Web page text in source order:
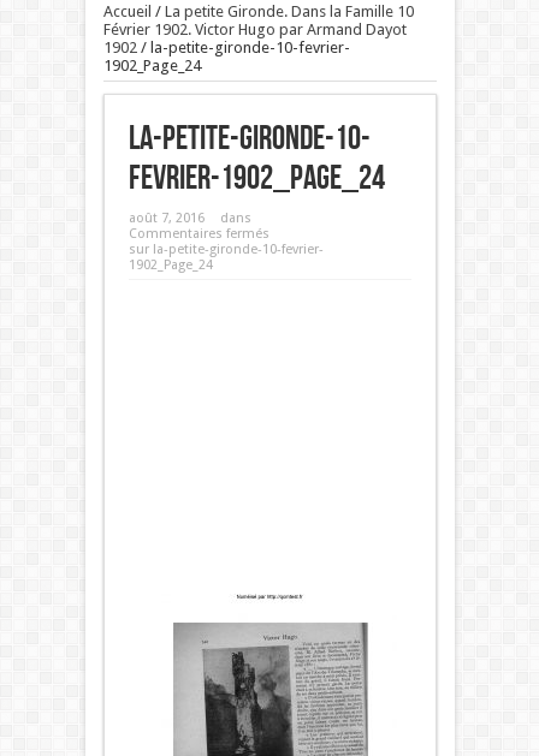
Accueil / La petite Gironde. Dans la Famille 10
Février 1902. Victor Hugo par Armand Dayot
1902 / la-petite-gironde-10-fevrier-
1902_Page_24
la-petite-gironde-10-
fevrier-1902_Page_24
août 7, 2016
dans
Commentaires fermés
sur la-petite-gironde-10-fevrier-
1902_Page_24